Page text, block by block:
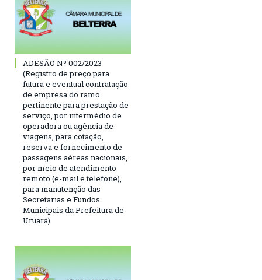
ADESÃO Nº 002/2023
(Registro de preço para
futura e eventual contratação
de empresa do ramo
pertinente para prestação de
serviço, por intermédio de
operadora ou agência de
viagens, para cotação,
reserva e fornecimento de
passagens aéreas nacionais,
por meio de atendimento
remoto (e-mail e telefone),
para manutenção das
Secretarias e Fundos
Municipais da Prefeitura de
Uruará)